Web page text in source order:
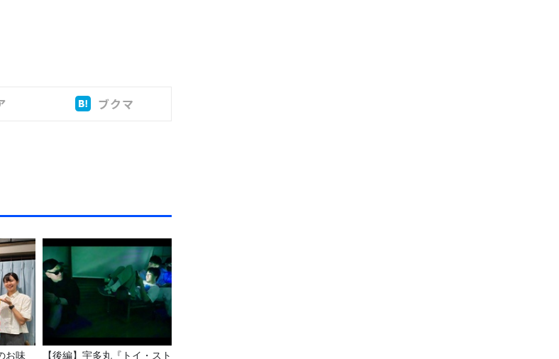
ブクマ
お味
【後編】宇多丸『トイ・スト